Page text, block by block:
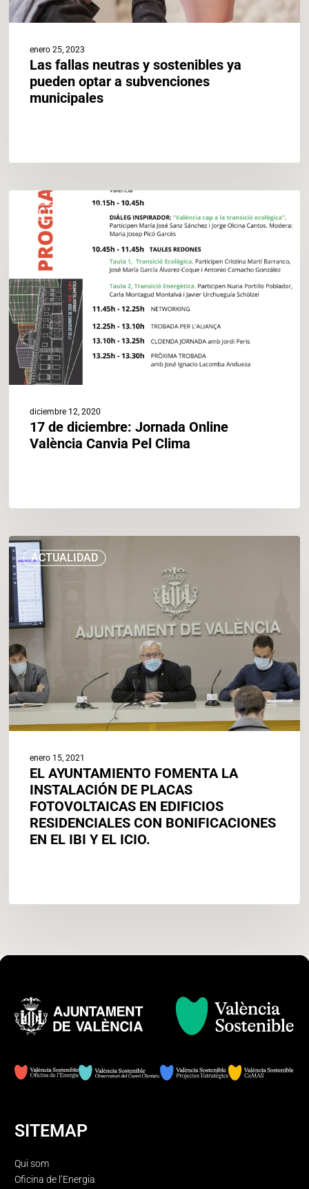
enero 25, 2023
Las fallas neutras y sostenibles ya
pueden optar a subvenciones
municipales
ACTUALIDAD
diciembre:
Jornada
València
Canvia
Pel
Clima
diciembre 12, 2020
17 de diciembre: Jornada Online
València Canvia Pel Clima
ACTUALIDAD
EL
AYUNTAMIENTO
FOMENTA
LA
INSTALACIÓN
DE
FOTOVOLTAICAS
EN
EDIFICIOS
RESIDENCIALES
BONIFICACIONES
enero 15, 2021
EL AYUNTAMIENTO FOMENTA LA
INSTALACIÓN DE PLACAS
FOTOVOLTAICAS EN EDIFICIOS
RESIDENCIALES CON BONIFICACIONES
EN EL IBI Y EL ICIO.
SITEMAP
Qui som
Oficina de l’Energia